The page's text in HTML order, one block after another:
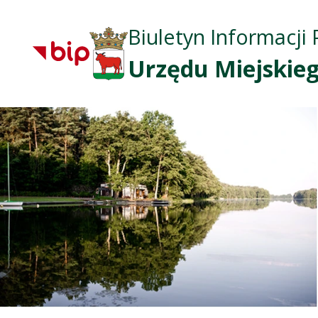
Biuletyn Informacji
Urzędu